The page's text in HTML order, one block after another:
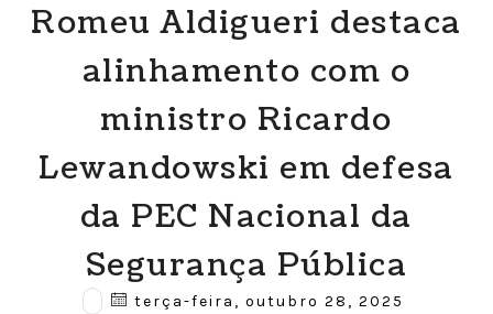
Romeu Aldigueri destaca
alinhamento com o
ministro Ricardo
Lewandowski em defesa
da PEC Nacional da
Segurança Pública
terça-feira, outubro 28, 2025